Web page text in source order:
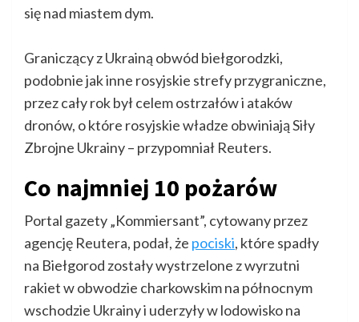
się nad miastem dym.
Graniczący z Ukrainą obwód biełgorodzki,
podobnie jak inne rosyjskie strefy przygraniczne,
przez cały rok był celem ostrzałów i ataków
dronów, o które rosyjskie władze obwiniają Siły
Zbrojne Ukrainy – przypomniał Reuters.
Co najmniej 10 pożarów
Portal gazety „Kommiersant”, cytowany przez
agencję Reutera, podał, że pociski, które spadły
na Biełgorod zostały wystrzelone z wyrzutni
rakiet w obwodzie charkowskim na północnym
wschodzie Ukrainy i uderzyły w lodowisko na